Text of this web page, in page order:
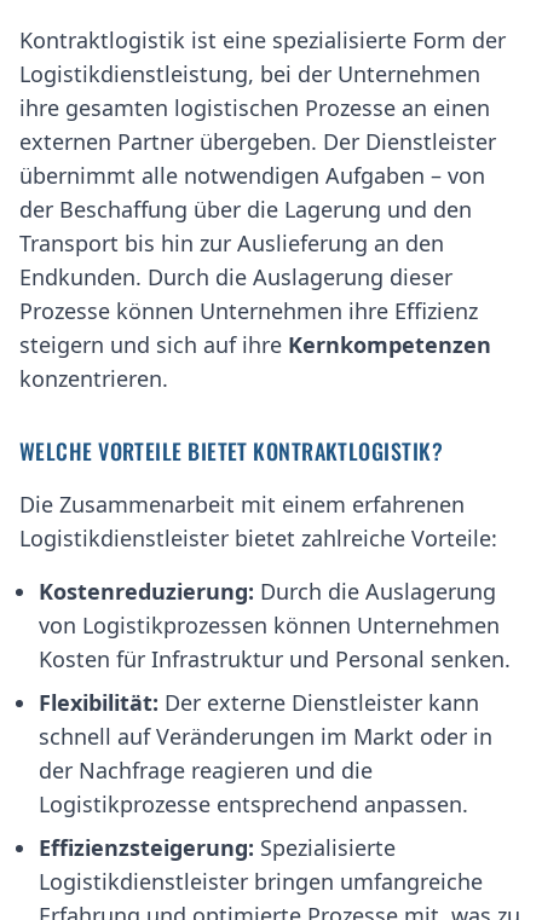
Kontraktlogistik ist eine spezialisierte Form der
Logistikdienstleistung, bei der Unternehmen
ihre gesamten logistischen Prozesse an einen
externen Partner übergeben. Der Dienstleister
übernimmt alle notwendigen Aufgaben – von
der Beschaffung über die Lagerung und den
Transport bis hin zur Auslieferung an den
Endkunden. Durch die Auslagerung dieser
Prozesse können Unternehmen ihre Effizienz
steigern und sich auf ihre Kernkompetenzen
konzentrieren.
WELCHE VORTEILE BIETET KONTRAKTLOGISTIK?
Die Zusammenarbeit mit einem erfahrenen
Logistikdienstleister bietet zahlreiche Vorteile:
Kostenreduzierung: Durch die Auslagerung
von Logistikprozessen können Unternehmen
Kosten für Infrastruktur und Personal senken.
Flexibilität: Der externe Dienstleister kann
schnell auf Veränderungen im Markt oder in
der Nachfrage reagieren und die
Logistikprozesse entsprechend anpassen.
Effizienzsteigerung: Spezialisierte
Logistikdienstleister bringen umfangreiche